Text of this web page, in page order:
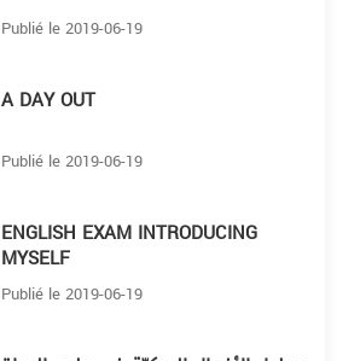
Publié le 2019-06-19
A DAY OUT
Publié le 2019-06-19
ENGLISH EXAM INTRODUCING
MYSELF
Publié le 2019-06-19